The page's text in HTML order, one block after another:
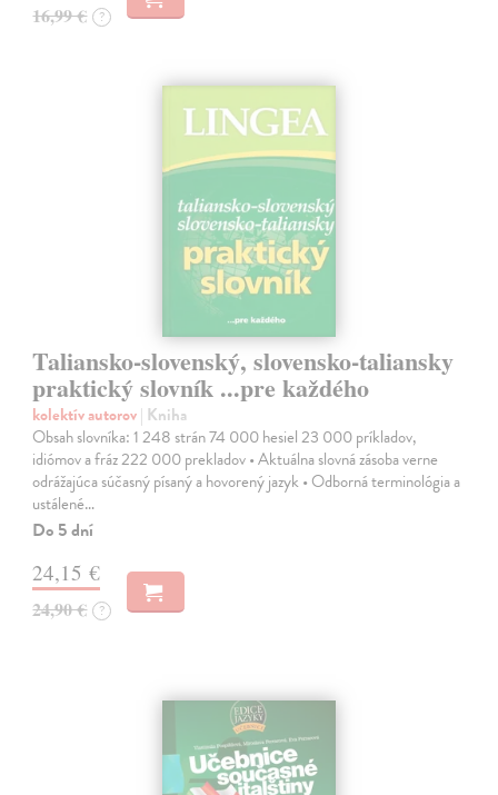
16,99 € ?
Taliansko-slovenský, slovensko-taliansky
praktický slovník ...pre každého
kolektív autorov| Kniha
Obsah slovníka: 1 248 strán 74 000 hesiel 23 000 príkladov,
idiómov a fráz 222 000 prekladov • Aktuálna slovná zásoba verne
odrážajúca súčasný písaný a hovorený jazyk • Odborná terminológia a
ustálené…
Do 5 dní
24,15 €
24,90 € ?